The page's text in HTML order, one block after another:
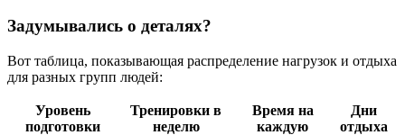
Задумывались о деталях?
Вот таблица, показывающая распределение нагрузок и отдыха
для разных групп людей:
Уровень
подготовки
Тренировки в
неделю
Время на
каждую
Дни
отдыха